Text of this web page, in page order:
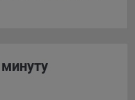
чтобы ограничить
и
файлы cookie. Кроме